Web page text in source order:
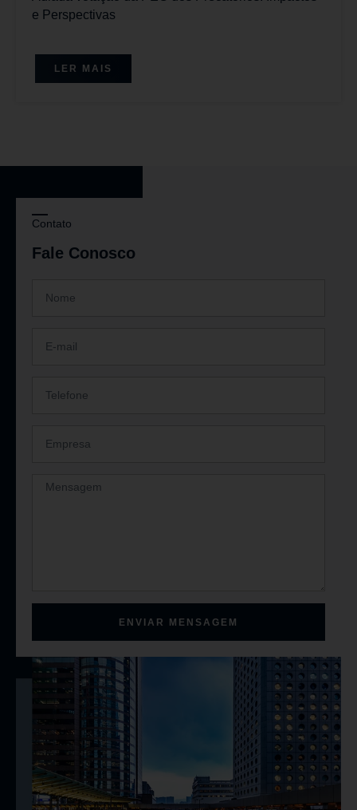
e Perspectivas
LER MAIS
Contato
Fale Conosco
ENVIAR MENSAGEM